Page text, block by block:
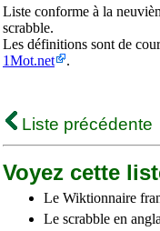
Liste conforme à la
scrabble.
Les définitions sont de
1Mot.net
.
Liste précédente
Voyez cette
Le Wiktionnaire
Le scrabble en